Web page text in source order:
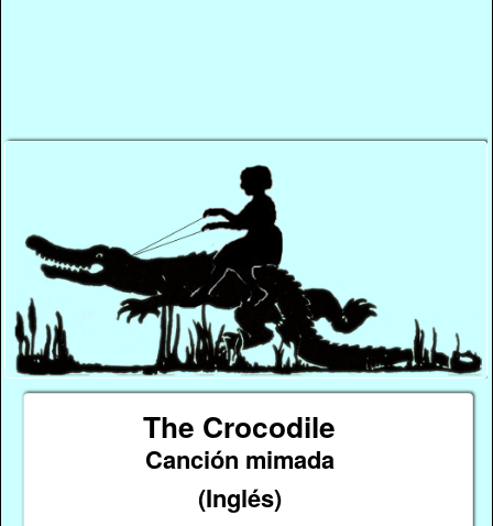
The Crocodile
Canción mimada
(Inglés)